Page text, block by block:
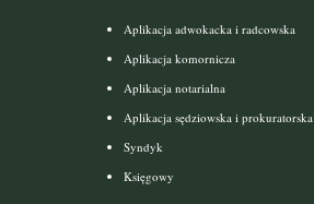
Aplikacja adwokacka i radcowska
Aplikacja komornicza
Aplikacja notarialna
Aplikacja sędziowska i prokuratorska
Syndyk
Księgowy